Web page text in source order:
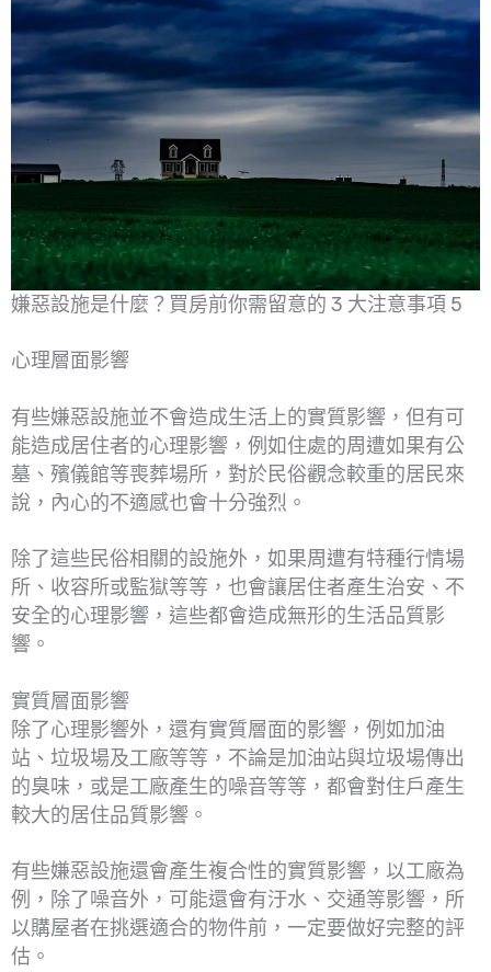
嫌惡設施是什麼？買房前你需留意的 3 大注意事項 5
心理層面影響
有些嫌惡設施並不會造成生活上的實質影響，但有可
能造成居住者的心理影響，例如住處的周遭如果有公
墓、殯儀館等喪葬場所，對於民俗觀念較重的居民來
說，內心的不適感也會十分強烈。
除了這些民俗相關的設施外，如果周遭有特種行情場
所、收容所或監獄等等，也會讓居住者產生治安、不
安全的心理影響，這些都會造成無形的生活品質影
響。
實質層面影響
除了心理影響外，還有實質層面的影響，例如加油
站、垃圾場及工廠等等，不論是加油站與垃圾場傳出
的臭味，或是工廠產生的噪音等等，都會對住戶產生
較大的居住品質影響。
有些嫌惡設施還會產生複合性的實質影響，以工廠為
例，除了噪音外，可能還會有汙水、交通等影響，所
以購屋者在挑選適合的物件前，一定要做好完整的評
估。